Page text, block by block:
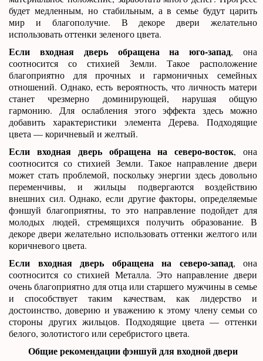
будет медленным, но стабильным, а в семье будут царить
мир и благополучие. В декоре двери желательно
использовать оттенки зеленого цвета.
Если входная дверь обращена на юго-запад, она
соотносится со стихией Земли. Такое расположение
благоприятно для прочных и гармоничных семейных
отношений. Однако, есть вероятность, что личность матери
станет чрезмерно доминирующей, нарушая общую
гармонию. Для ослабления этого эффекта здесь можно
добавить характеристики элемента Дерева. Подходящие
цвета — коричневый и желтый.
Если входная дверь обращена на северо-восток, она
соотносится со стихией Земли. Такое направление двери
может стать проблемой, поскольку энергии здесь довольно
переменчивы, и жильцы подвергаются воздействию
внешних сил. Однако, если другие факторы, определяемые
фэншуй благоприятны, то это направление подойдет для
молодых людей, стремящихся получить образование. В
декоре двери желательно использовать оттенки желтого или
коричневого цвета.
Если входная дверь обращена на северо-запад, она
соотносится со стихией Металла. Это направление двери
очень благоприятно для отца или старшего мужчины в семье
и способствует таким качествам, как лидерство и
достоинство, доверию и уважению к этому члену семьи со
стороны других жильцов. Подходящие цвета — оттенки
белого, золотистого или серебристого цвета.
Общие рекомендации фэншуй для входной двери